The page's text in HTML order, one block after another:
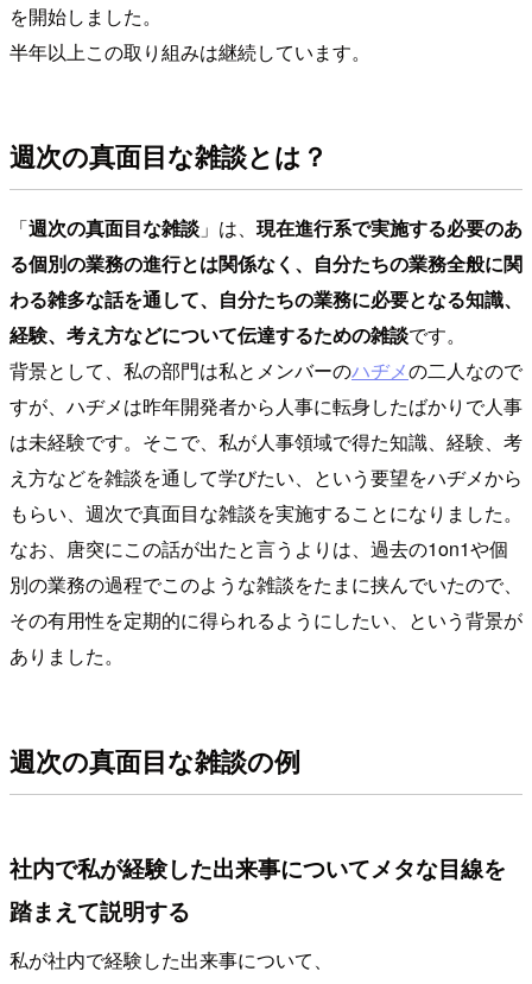
を開始しました。
半年以上この取り組みは継続しています。
週次の真面目な雑談とは？
「週次の真面目な雑談 」は、 現在進行系で実施する必要のあ
る個別の業務の進行とは関係なく、自分たちの業務全般に関
わる雑多な話を通して、自分たちの業務に必要となる知識、
経験、考え方などについて伝達するための雑談です。
背景として、私の部門は私とメンバーのハヂメの二人なので
すが、ハヂメは昨年開発者から人事に転身したばかりで人事
は未経験です。そこで、私が人事領域で得た知識、経験、考
え方などを雑談を通して学びたい、という要望をハヂメから
もらい、週次で真面目な雑談を実施することになりました。
なお、唐突にこの話が出たと言うよりは、過去の1on1や個
別の業務の過程でこのような雑談をたまに挟んでいたので、
その有用性を定期的に得られるようにしたい、という背景が
ありました。
週次の真面目な雑談の例
社内で私が経験した出来事についてメタな目線を
踏まえて説明する
私が社内で経験した出来事について、